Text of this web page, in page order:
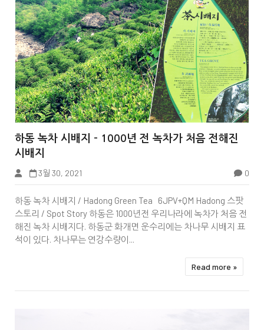


하동 녹차 시배지 - 1000년 전 녹차가 처음 전해진
시배지
3월 30, 2021 0
하동 녹차 시배지 / Hadong Green Tea 6JPV+QM Hadong 스팟
스토리 / Spot Story 하동은 1000년전 우리나라에 녹차가 처음 전
해진 녹차 시배지다. 하동군 화개면 운수리에는 차나무 시배지 표
석이 있다. 차나무는 연강수량이...
Read more »
Wiki Page